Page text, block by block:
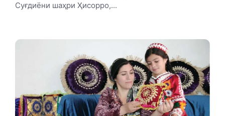
Суғдиёни шаҳри Ҳисорро,...